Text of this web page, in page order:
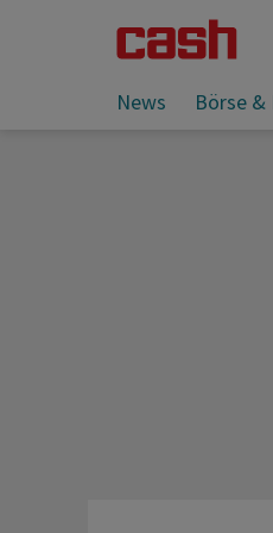
News Börse
Sie lesen: